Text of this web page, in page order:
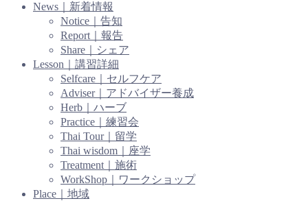
News｜新着情報
Notice｜告知
Report｜報告
Share｜シェア
Lesson｜講習詳細
Selfcare｜セルフケア
Adviser｜アドバイザー養成
Herb｜ハーブ
Practice｜練習会
Thai Tour｜留学
Thai wisdom｜座学
Treatment｜施術
WorkShop｜ワークショップ
Place｜地域